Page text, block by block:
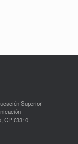
Superior
CP 03310